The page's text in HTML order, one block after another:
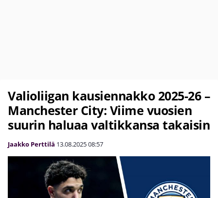
Valioliigan kausiennakko 2025-26 –
Manchester City: Viime vuosien
suurin haluaa valtikkansa takaisin
Jaakko Perttilä 13.08.202508:57